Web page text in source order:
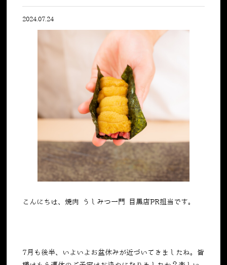
2024.07.24
こんにちは、焼肉 うしみつ一門 目黒店PR担当です。
7月も後半、いよいよお盆休みが近づいてきましたね。皆